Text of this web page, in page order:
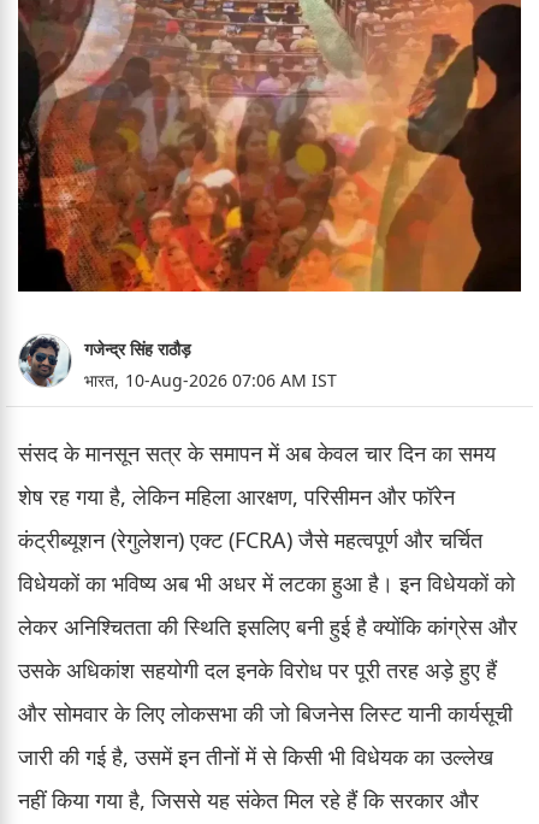
गजेन्द्र सिंह राठौड़
भारत, 10-Aug-2026 07:06 AM IST
संसद के मानसून सत्र के समापन में अब केवल चार दिन का समय
शेष रह गया है, लेकिन महिला आरक्षण, परिसीमन और फॉरेन
कंट्रीब्यूशन (रेगुलेशन) एक्ट (FCRA) जैसे महत्वपूर्ण और चर्चित
विधेयकों का भविष्य अब भी अधर में लटका हुआ है। इन विधेयकों को
लेकर अनिश्चितता की स्थिति इसलिए बनी हुई है क्योंकि कांग्रेस और
उसके अधिकांश सहयोगी दल इनके विरोध पर पूरी तरह अड़े हुए हैं
और सोमवार के लिए लोकसभा की जो बिजनेस लिस्ट यानी कार्यसूची
जारी की गई है, उसमें इन तीनों में से किसी भी विधेयक का उल्लेख
नहीं किया गया है, जिससे यह संकेत मिल रहे हैं कि सरकार और